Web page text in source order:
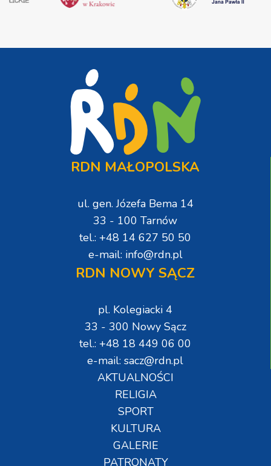
RDN MAŁOPOLSKA
ul. gen. Józefa Bema 14
33 - 100 Tarnów
tel.: +48 14 627 50 50
e-mail: info@rdn.pl
RDN NOWY SĄCZ
pl. Kolegiacki 4
33 - 300 Nowy Sącz
tel.: +48 18 449 06 00
e-mail: sacz@rdn.pl
AKTUALNOŚCI
RELIGIA
SPORT
KULTURA
GALERIE
PATRONATY